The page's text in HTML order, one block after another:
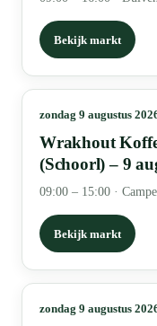
Bekijk markt
zondag 9 augustus
Wrakhout
(Schoorl) – 9
09:00 – 15:00 ·
Bekijk markt
zondag 9 augustus